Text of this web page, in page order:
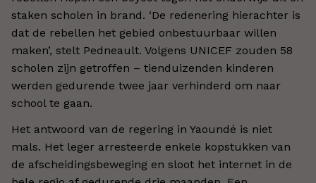
staken scholen in brand. ‘De redenering hierachter is
dat de rebellen het gebied onbestuurbaar willen
maken’, stelt Pedneault. Volgens UNICEF zouden 58
scholen zijn getroffen – tienduizenden kinderen
werden gedurende twee jaar verhinderd om naar
school te gaan.
Het antwoord van de regering in Yaoundé is niet
mals. Het leger arresteerde enkele kopstukken van
de afscheidingsbeweging en sloot het internet in de